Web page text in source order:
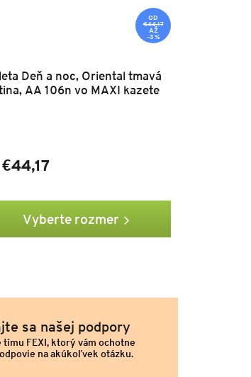
OD
€44,17
AŽ
–3 %
Deň a noc, Oriental tmavá
AA 106n vo MAXI kazete
€44,17
Vyberte rozmer
sa našej podpory
tímu FEXI, ktorý vám ochotne
na akúkoľvek otázku.